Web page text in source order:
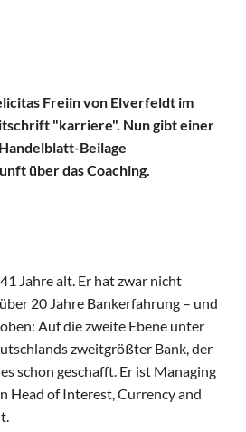
Freiin von Elverfeldt im
"karriere". Nun gibt einer
Beilage
über das Coaching.
Jahre alt. Er hat zwar nicht
20 Jahre Bankerfahrung – und
Auf die zweite Ebene unter
zweitgrößter Bank, der
schon geschafft. Er ist Managing
Head of Interest, Currency and